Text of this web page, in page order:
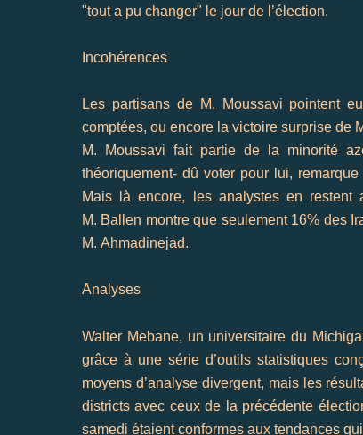
"tout a pu changer" le jour de l’élection.
Incohérences
Les partisans de M. Moussavi pointent
comptées, ou encore la victoire surprise de
M.
Moussavi fait partie de la minorité
théoriquement- dû voter pour lui, remarque
Mais là encore, les analystes en
M. Ballen montre que seulement 16% des
M. Ahmadinejad.
Analyses
Walter Mebane, un universitaire du
grâce à une série d’outils statistiques
moyens d’analyse divergent, mais les
districts avec ceux de la précédente
samedi étaient conformes aux tendances